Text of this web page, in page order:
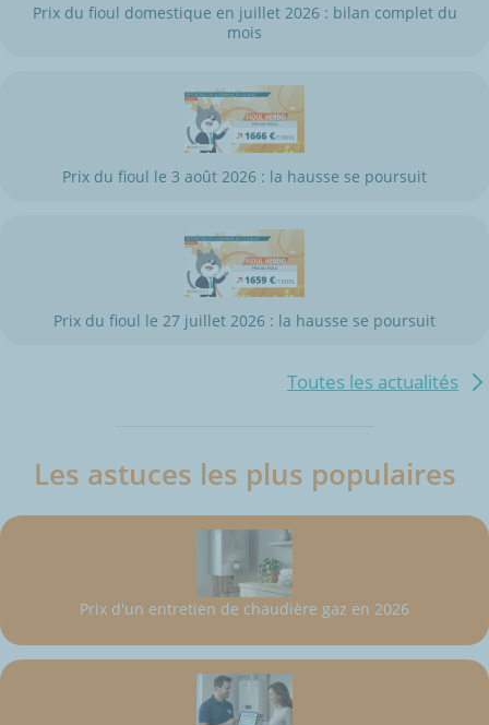
Prix du fioul domestique en juillet 2026 : bilan complet du
mois
Prix du fioul le 3 août 2026 : la hausse se poursuit
Prix du fioul le 27 juillet 2026 : la hausse se poursuit
Toutes les actualités
Les astuces les plus populaires
Prix d'un entretien de chaudière gaz en 2026